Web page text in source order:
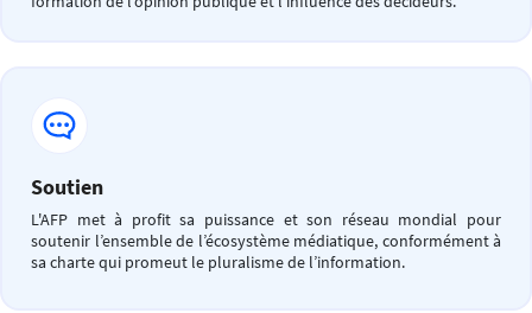
Soutien
L'AFP met à profit sa puissance et son réseau mondial pour
soutenir l’ensemble de l’écosystème médiatique, conformément à
sa charte qui promeut le pluralisme de l’information.